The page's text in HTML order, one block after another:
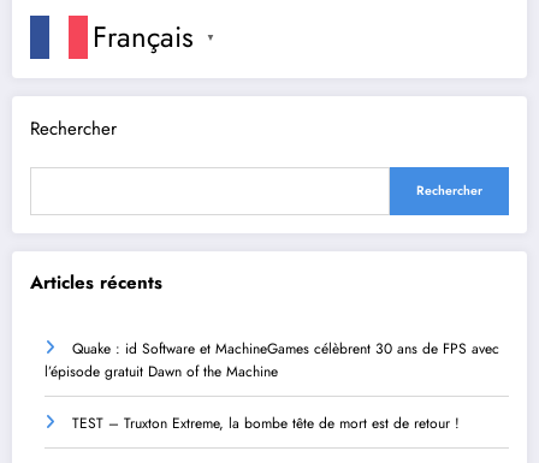
Français ▼
Rechercher
Rechercher
Articles récents
Quake : id Software et MachineGames célèbrent 30 ans de FPS avec
l’épisode gratuit Dawn of the Machine
TEST – Truxton Extreme, la bombe tête de mort est de retour !